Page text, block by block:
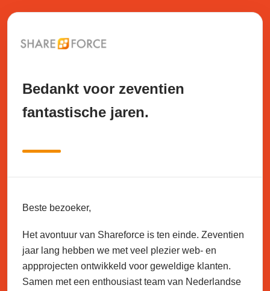
Bedankt voor zeventien
fantastische jaren.
Beste bezoeker,
Het avontuur van Shareforce is ten einde. Zeventien
jaar lang hebben we met veel plezier web- en
appprojecten ontwikkeld voor geweldige klanten.
Samen met een enthousiast team van Nederlandse